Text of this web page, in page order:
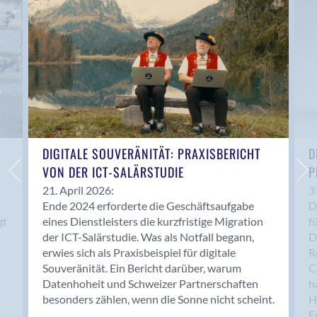
Anwil
Appenzell
Au SG
Baar
Baden
Balsthal
Balzers
Basel
Bassersdorf
Belp
Bendern
Benken (SG)
Bergdietikon
Berlin
Bern
Bern - Liebefeld
DIGITALE SOUVERÄNITÄT: PRAXISBERICHT
VON DER ICT-SALÄRSTUDIE
21. April 2026:
Ende 2024 erforderte die Geschäftsaufgabe
eines Dienstleisters die kurzfristige Migration
der ICT-Salärstudie. Was als Notfall begann,
erwies sich als Praxisbeispiel für digitale
Souveränität. Ein Bericht darüber, warum
Datenhoheit und Schweizer Partnerschaften
besonders zählen, wenn die Sonne nicht scheint.